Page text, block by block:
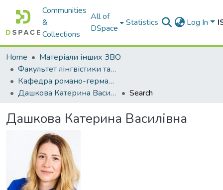
Communities
&
Collections
All of
DSpace
Statistics Log In
Home
Матеріали інших ЗВО
Факультет лінгвістики та перекладу Міжнародного університету
Кафедра романо-германської філології та методики викладання іноземних мов
Дашкова Катерина Василівна
Search
Дашкова Катерина Василівна